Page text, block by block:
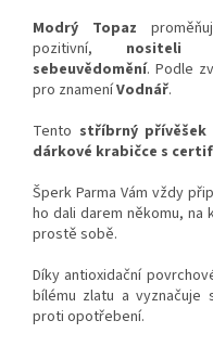
Modrý Topaz
pozitivní,
sebeuvědomění. Podle
pro znameníVodnář.
Tento stříbrný přívěšek
dárkové krabičce s
Šperk Parma Vám vždy
ho dali darem někomu, na
prostě sobě.
Díky antioxidační
bílému zlatu a
proti opotřebení.